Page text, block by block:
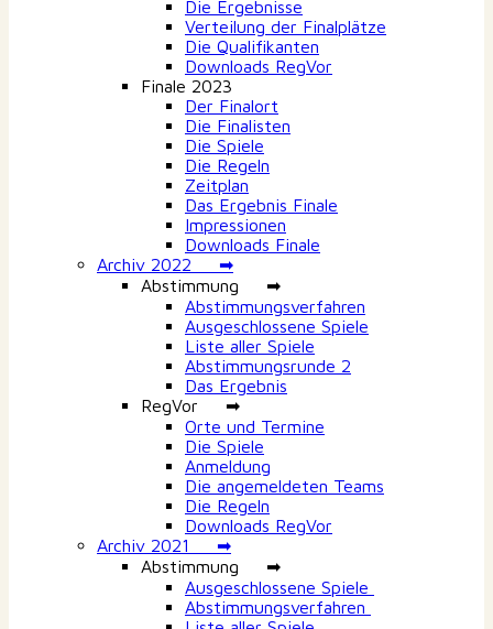
Die Ergebnisse
Verteilung der Finalplätze
Die Qualifikanten
Downloads RegVor
Finale 2023
Der Finalort
Die Finalisten
Die Spiele
Die Regeln
Zeitplan
Das Ergebnis Finale
Impressionen
Downloads Finale
Archiv 2022 ➡
Abstimmung ➡
Abstimmungsverfahren
Ausgeschlossene Spiele
Liste aller Spiele
Abstimmungsrunde 2
Das Ergebnis
RegVor ➡
Orte und Termine
Die Spiele
Anmeldung
Die angemeldeten Teams
Die Regeln
Downloads RegVor
Archiv 2021 ➡
Abstimmung ➡
Ausgeschlossene Spiele
Abstimmungsverfahren